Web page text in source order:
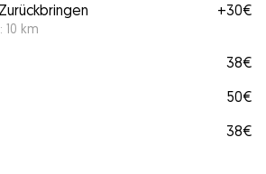
10 km
+30€
38€
50€
38€